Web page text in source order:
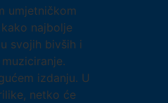
umjetničkom
najbolje
svojih bivših i
izdanju. U
netko će